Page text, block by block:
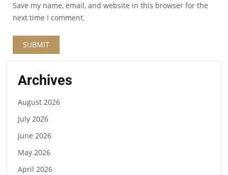
Save my name, email, and website in this browser for the
next time I comment.
Archives
August 2026
July 2026
June 2026
May 2026
April 2026